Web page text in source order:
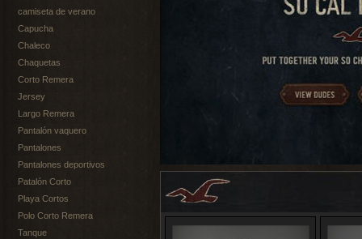
camiseta de verano
Capucha
Chaleco
Chaquetas
Corto Remera
Jersey
Largo Remera
Pantalón vaquero
Pantalones
Pantalones deportivos
Patalón Corto
Playa Cortos
Polo Corto Remera
Tanque